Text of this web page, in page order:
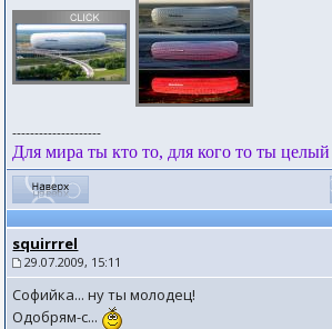
--------------------
Для мира ты кто то, для кого то ты
squirrrel
29.07.2009, 15:11
Софийка... ну ты молодец!
Одобрям-с...